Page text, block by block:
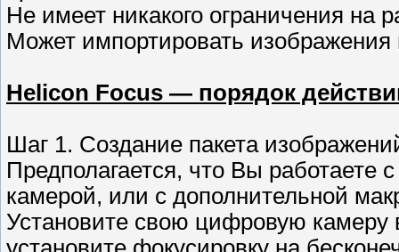
Не имеет никакого ограничения на
Может импортировать изображения
Helicon Focus — порядок
Шаг 1. Создание пакета
Предполагается, что Вы работаете
камерой, или с дополнительной
Установите свою цифровую